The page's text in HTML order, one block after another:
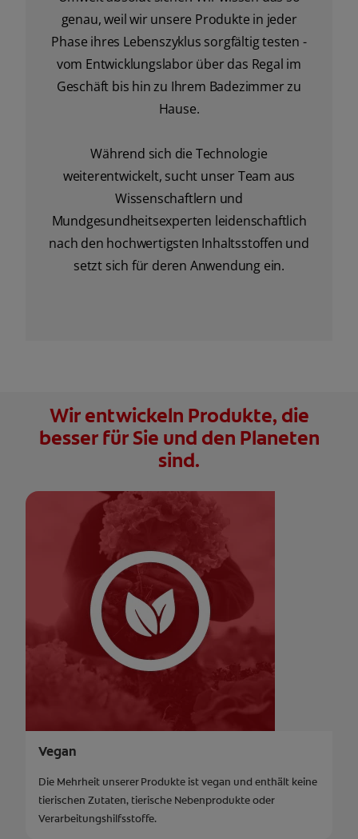
genau, weil wir unsere Produkte in jeder
Phase ihres Lebenszyklus sorgfältig testen -
vom Entwicklungslabor über das Regal im
Geschäft bis hin zu Ihrem Badezimmer zu
Hause.
Während sich die Technologie
weiterentwickelt, sucht unser Team aus
Wissenschaftlern und
Mundgesundheitsexperten leidenschaftlich
nach den hochwertigsten Inhaltsstoffen und
setzt sich für deren Anwendung ein.
Wir entwickeln Produkte, die
besser für Sie und den Planeten
sind.
Vegan
Die Mehrheit unserer Produkte ist vegan und enthält keine
tierischen Zutaten, tierische Nebenprodukte oder
Verarbeitungshilfsstoffe.